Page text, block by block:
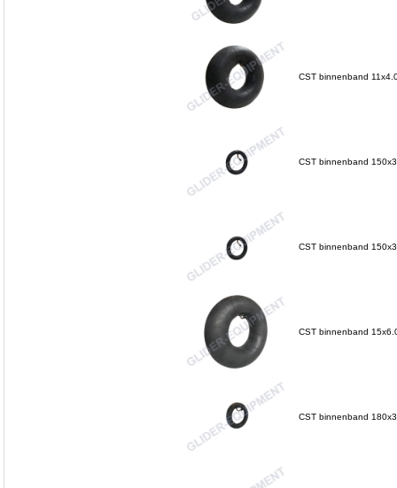
CST binnenband
CST binnenband
CST binnenband
CST binnenband
CST binnenband